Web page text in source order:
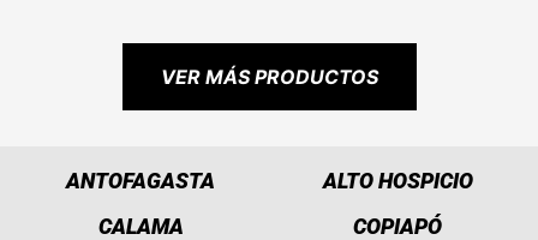
VER MÁS PRODUCTOS
ANTOFAGASTA
ALTO HOSPICIO
CALAMA
COPIAPÓ